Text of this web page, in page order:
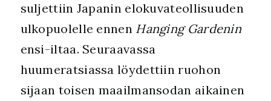
suljettiin Japanin elokuvateollisuuden
ulkopuolelle ennen Hanging Gardenin
ensi-iltaa. Seuraavassa
huumeratsiassa löydettiin ruohon
sijaan toisen maailmansodan aikainen